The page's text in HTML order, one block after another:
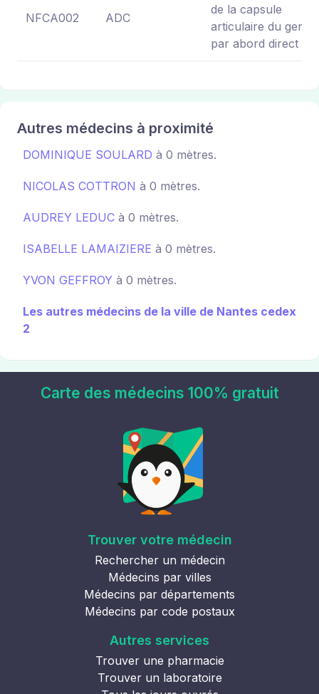
NFCA002 ADC
de la capsule
articulaire du
par abord direct
Autres médecins à proximité
DOMINIQUE SOULARD à 0 mètres.
NICOLAS COTTRON à 0 mètres.
AUDREY LEDUC à 0 mètres.
ISABELLE LAMAIZIERE à 0 mètres.
YVON GEFFROY à 0 mètres.
Les autres médecins de la ville de Nantes cedex
2
Carte des médecins 100% gratuit
Trouver votre médecin
Rechercher un médecin
Médecins par villes
Médecins par départements
Médecins par code postaux
Autres services
Trouver une pharmacie
Trouver un laboratoire